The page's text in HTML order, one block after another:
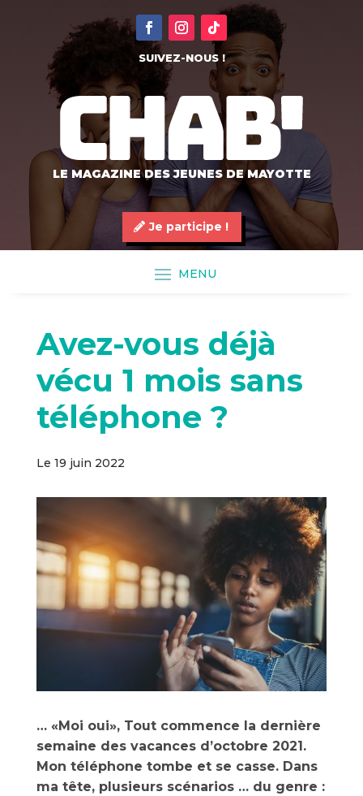
SUIVEZ-NOUS !
LE MAGAZINE DES JEUNES DE MAYOTTE
Je participe !
Avez-vous déjà
vécu 1 mois sans
téléphone ?
Le 19 juin 2022
… «Moi oui», Tout commence la dernière
semaine des vacances d’octobre 2021.
Mon téléphone tombe et se casse. Dans
ma tête, plusieurs scénarios … du genre :